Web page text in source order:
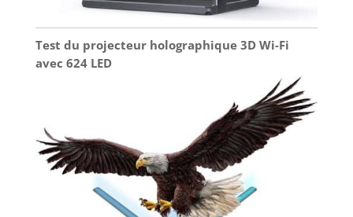
Test du projecteur holographique 3D Wi-Fi
avec 624 LED